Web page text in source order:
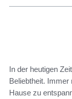
In der heutigen
Beliebtheit.
Hause zu